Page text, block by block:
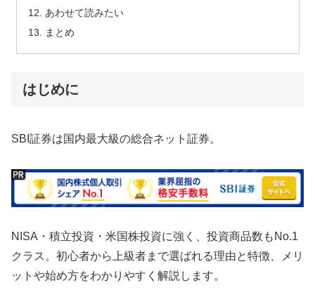
あわせて読みたい
まとめ
はじめに
SBI証券は国内最大級の総合ネット証券。
NISA・積立投資・米国株投資に強く、投資商品数もNo.1
クラス。初心者から上級者まで選ばれる理由と特徴、メリ
ットや始め方をわかりやすく解説します。